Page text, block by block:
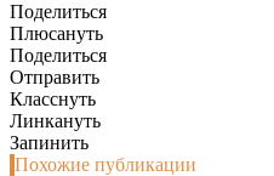
Поделиться
Плюсануть
Поделиться
Отправить
Класснуть
Линкануть
Запинить
Похожие публикации